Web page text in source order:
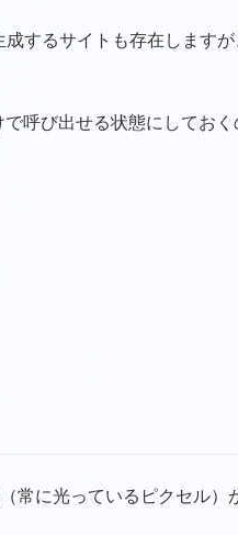
するサイトも存在します
呼び出せる状態にしておく
に光っているピクセル）